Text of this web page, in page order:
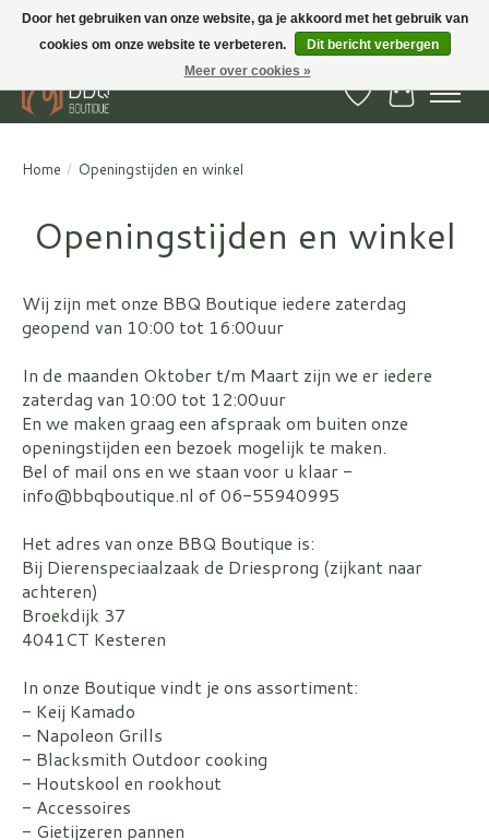
BBQ Boutique - Gratis verzenden en afhalen in Hedel en Kesteren
Verlanglijst
Home / Openingstijden en winkel
Openingstijden en winkel
Wij zijn met onze BBQ Boutique iedere zaterdag
geopend van 10:00 tot 16:00uur
In de maanden Oktober t/m Maart zijn we er iedere
zaterdag van 10:00 tot 12:00uur
En we maken graag een afspraak om buiten onze
openingstijden een bezoek mogelijk te maken.
Bel of mail ons en we staan voor u klaar -
info@bbqboutique.nl of 06-55940995
Het adres van onze BBQ Boutique is:
Bij Dierenspeciaalzaak de Driesprong (zijkant naar
achteren)
Broekdijk 37
4041CT Kesteren
In onze Boutique vindt je ons assortiment:
- Keij Kamado
- Napoleon Grills
- Blacksmith Outdoor cooking
- Houtskool en rookhout
- Accessoires
- Gietijzeren pannen
Door het gebruiken van onze website, ga je akkoord met het gebruik van
cookies om onze website te verbeteren.
Dit bericht verbergen
Meer over cookies »